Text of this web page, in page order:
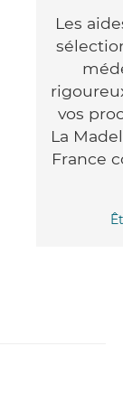
Les
vos
La
France